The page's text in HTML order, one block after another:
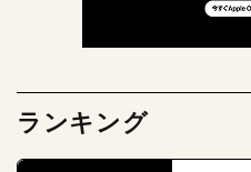
ランキング